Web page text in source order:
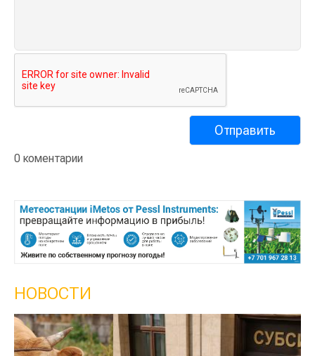
0 коментарии
НОВОСТИ